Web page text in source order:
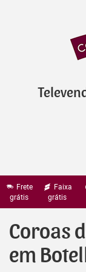
Frete
grátis
Faixa
grátis
Coroas
em